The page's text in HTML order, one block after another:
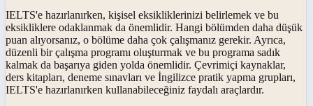
IELTS'e hazırlanırken, kişisel eksikliklerinizi belirlemek ve bu
eksikliklere odaklanmak da önemlidir. Hangi bölümden daha düşük
puan alıyorsanız, o bölüme daha çok çalışmanız gerekir. Ayrıca,
düzenli bir çalışma programı oluşturmak ve bu programa sadık
kalmak da başarıya giden yolda önemlidir. Çevrimiçi kaynaklar,
ders kitapları, deneme sınavları ve İngilizce pratik yapma grupları,
IELTS'e hazırlanırken kullanabileceğiniz faydalı araçlardır.